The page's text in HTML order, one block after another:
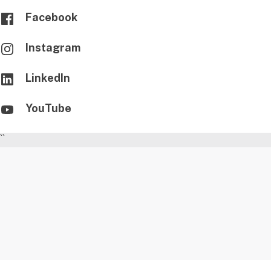
Facebook
Instagram
LinkedIn
YouTube
``